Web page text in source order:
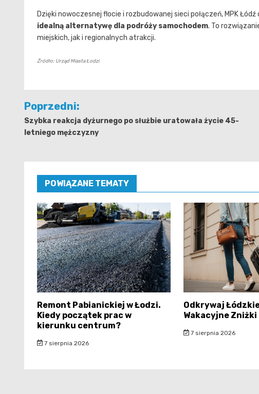
Dzięki nowoczesnej flocie i rozbudowanej sieci połączeń, MPK
idealną alternatywę dla podróży samochodem. To
miejskich, jak i regionalnych atrakcji.
Źródło: Urząd Miasta Łodzi
Nawigacja
wpisu
Poprzedni:
Szybka reakcja dyżurnego po służbie uratowała życie 45-
letniego mężczyzny
POWIĄZANE TEMATY
Remont Pabianickiej w Łodzi.
Kiedy początek prac w
kierunku centrum?
7 sierpnia 2026
Odkrywaj Łódzkie
Wakacyjne
7 sierpnia 2026